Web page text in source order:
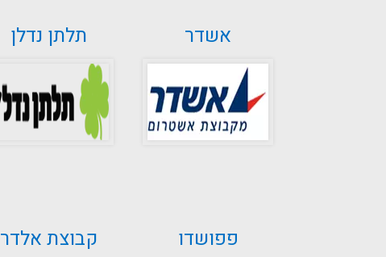
תלתן נדלן אשדר
קבוצת אלדר פפושדו